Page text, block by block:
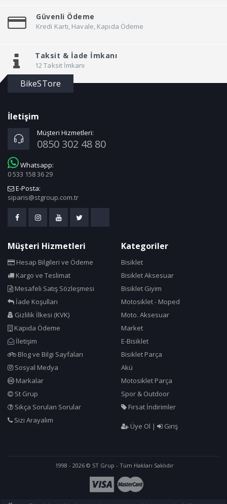
Güvenli Ödeme
Kredi Kartı, Havale, Kapıda Ödeme
Taksit & İade İmkanı
12 Taksit İmkanı
BikeSTore
İletişim
Müşteri Hizmetleri:
0850 302 48 80
Whatsapp:
0 533 158 36 29
E-Posta:
siparis@stgroup.com.tr
Müşteri Hizmetleri
Hesap Bilgileri ve Ödeme
Kargo ve Teslimat
Mesafeli Satış Sözleşmesi
İade Koşulları
Gizlilik İlkesi (KVK)
Kapıda Ödeme
İletişim
Blog ve Bilgi Sayfaları
Sosyal Medya
Markalar
St Grup
Sıkça Sorulan Sorular
Sizi Arayalım
Kategoriler
Bisiklet
Bisiklet Aksesuar
Bisiklet Giyim
Motosiklet - Moped
Moto. Aksesuar
Market
E-Bisiklet
Bisiklet Parça
Akü
Motosiklet Parça
Spor & Outdoor
Fırsat İndirimler
Üye Ol | Giriş
1998 - 2026 © ST Grup - Tüm Hakları Saklıdır